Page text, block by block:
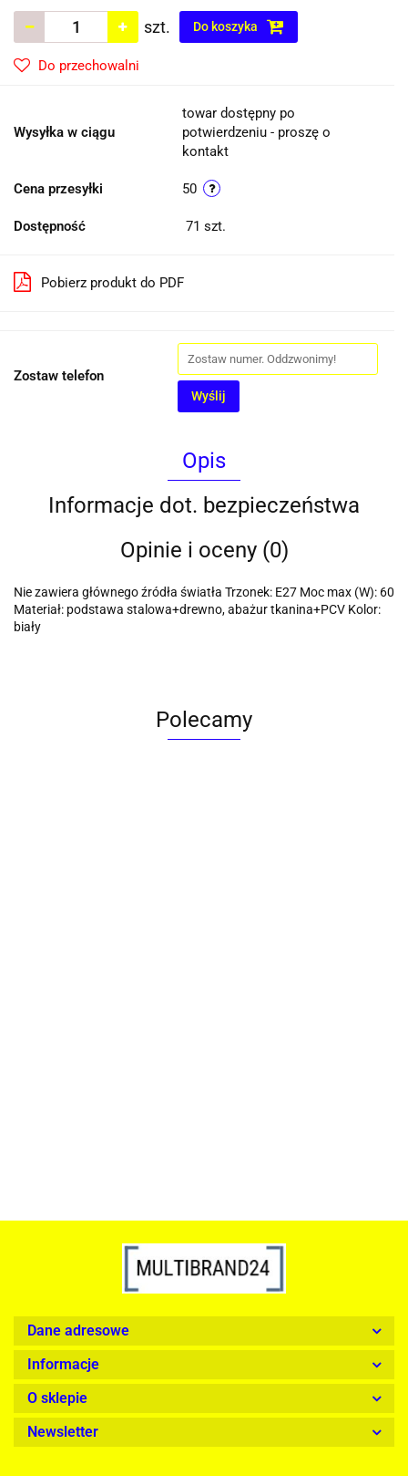
szt. Do koszyka
Do przechowalni
Wysyłka w ciągu
towar dostępny po
potwierdzeniu - proszę o
kontakt
Cena przesyłki 50
Dostępność 71 szt.
Pobierz produkt do PDF
Zostaw telefon
Wyślij
Opis
Informacje dot. bezpieczeństwa
Opinie i oceny (0)
Nie zawiera głównego źródła światła Trzonek: E27 Moc max (W): 60
Materiał: podstawa stalowa+drewno, abażur tkanina+PCV Kolor:
biały
Polecamy
Dane adresowe
Informacje
O sklepie
Newsletter